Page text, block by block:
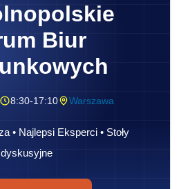
Biur
8:30-17:10 Warszawa
• Najlepsi Eksperci • Stoły
dyskusyjne